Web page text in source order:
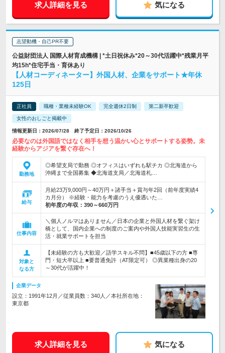
求人詳細を見る 気になる
志望動機・自己PR不要
公益財団法人 国際人材育成機構 | *土日祝休み*20～30代活躍中*残業月平
均15h*住宅手当・育休あり
【人材コーディネーター】外国人材、企業をサポート★年休
125日
正社員 職種・業種未経験OK 完全週休2日制 第二新卒歓迎
女性のおしごと掲載中
情報更新日：2026/07/28 終了予定日：2026/10/26
必要なのは外国語ではなく相手を想う温かい心とサポートする姿勢。未
経験からアジアを繋ぐ存在へ！
勤務地
◎希望支局で勤務 ◎オフィスはいずれも駅チカ ◎北海道から
沖縄まで全国募集 ◆北海道支局／北海道札…
給与
月給23万9,000円～40万円＋諸手当＋賞与年2回（前年度実績4
カ月分） ※経験・能力を考慮のうえ優遇いた…
初年度の年収： 390～660万円
仕事内容
＼個人ノルマはありません／日本の企業と外国人材を繋ぐ架け
橋として、国内企業への制度のご案内や外国人技能実習生の生
活・就業サポートを担当
対象と
なる方
【未経験の方も大歓迎／語学スキル不問】■45歳以下の方 ■専
門・短大卒以上 ■要普通免許（AT限定可） ◎異業種出身の20
～30代が活躍中！
企業データ
設立：1991年12月／従業員数：340人／本社所在地：
東京都
求人詳細を見る 気になる